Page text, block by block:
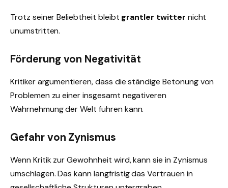
Trotz seiner Beliebtheit bleibt grantler twitter nicht
unumstritten.
Förderung von Negativität
Kritiker argumentieren, dass die ständige Betonung von
Problemen zu einer insgesamt negativeren
Wahrnehmung der Welt führen kann.
Gefahr von Zynismus
Wenn Kritik zur Gewohnheit wird, kann sie in Zynismus
umschlagen. Das kann langfristig das Vertrauen in